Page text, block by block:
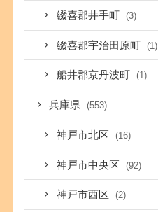
綴喜郡井手町 (3)
綴喜郡宇治田原町 (1)
船井郡京丹波町 (1)
兵庫県 (553)
神戸市北区 (16)
神戸市中央区 (92)
神戸市西区 (2)